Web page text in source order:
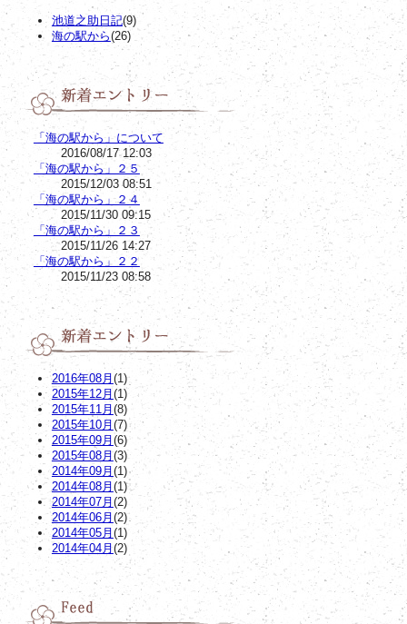
池道之助日記(9)
海の駅から(26)
「海の駅から」について
2016/08/17 12:03
「海の駅から」２５
2015/12/03 08:51
「海の駅から」２４
2015/11/30 09:15
「海の駅から」２３
2015/11/26 14:27
「海の駅から」２２
2015/11/23 08:58
2016年08月 (1)
2015年12月 (1)
2015年11月(8)
2015年10月 (7)
2015年09月 (6)
2015年08月(3)
2014年09月 (1)
2014年08月 (1)
2014年07月 (2)
2014年06月 (2)
2014年05月 (1)
2014年04月(2)